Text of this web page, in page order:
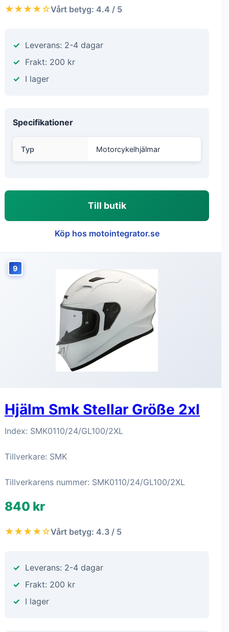
★★★★☆Vårt betyg: 4.4 / 5
Leverans: 2-4 dagar
Frakt: 200 kr
I lager
Specifikationer
Typ Motorcykelhjälmar
Till butik
Köp hos motointegrator.se
9
Hjälm Smk Stellar Größe 2xl
Index: SMK0110/24/GL100/2XL
Tillverkare: SMK
Tillverkarens nummer: SMK0110/24/GL100/2XL
840 kr
★★★★☆Vårt betyg: 4.3 / 5
Leverans: 2-4 dagar
Frakt: 200 kr
I lager